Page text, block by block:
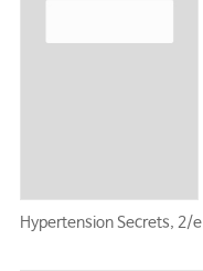
Hypertension Secrets, 2/e